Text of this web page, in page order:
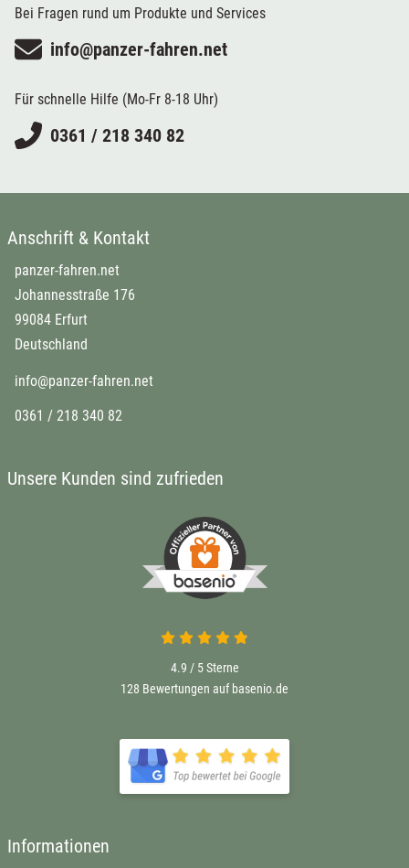
Bei Fragen rund um Produkte und Services
info@panzer-fahren.net
Für schnelle Hilfe (Mo-Fr 8-18 Uhr)
0361 / 218 340 82
Anschrift & Kontakt
panzer-fahren.net
Johannesstraße 176
99084 Erfurt
Deutschland
info@panzer-fahren.net
0361 / 218 340 82
Unsere Kunden sind zufrieden
4.9 / 5Sterne
128 Bewertungen auf basenio.de
Informationen